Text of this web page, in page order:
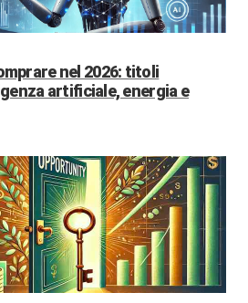
nel 2026: titoli
artificiale, energia e